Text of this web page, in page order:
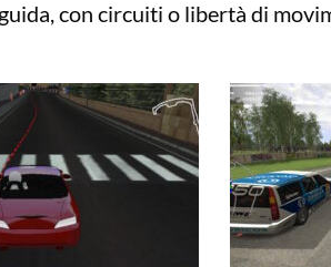
con circuiti o libertà di